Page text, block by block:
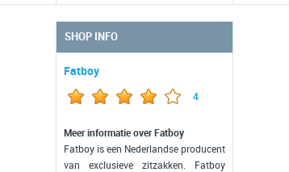
SHOP INFO
Fatboy
4
Meer informatie over Fatboy
Fatboy is een Nederlandse producent
van exclusieve zitzakken. Fatboy